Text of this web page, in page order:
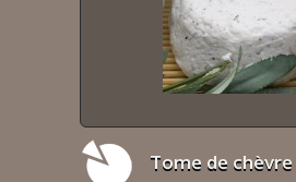
Tome de chèvre